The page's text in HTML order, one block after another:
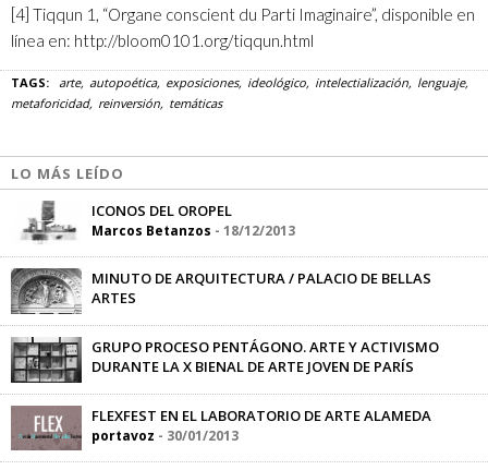
[4] Tiqqun 1, “Organe conscient du Parti Imaginaire”, disponible en
línea en: http://bloom0101.org/tiqqun.html
TAGS: arte autopoética exposiciones ideológico intelectialización lenguaje
metaforicidad reinversión temáticas
LO MÁS LEÍDO
ICONOS DEL OROPEL
Marcos Betanzos - 18/12/2013
MINUTO DE ARQUITECTURA / PALACIO DE BELLAS
ARTES
GRUPO PROCESO PENTÁGONO. ARTE Y ACTIVISMO
DURANTE LA X BIENAL DE ARTE JOVEN DE PARÍS
FLEXFEST EN EL LABORATORIO DE ARTE ALAMEDA
portavoz - 30/01/2013